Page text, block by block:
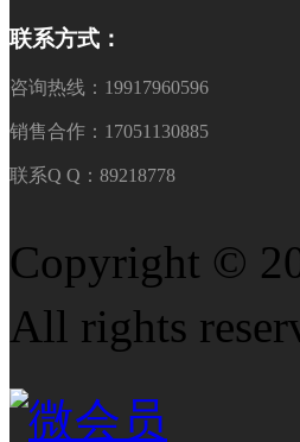
联系方式：
咨询热线：19917960596
销售合作：17051130885
联系Q Q：89218778
Copyright ©
All rights